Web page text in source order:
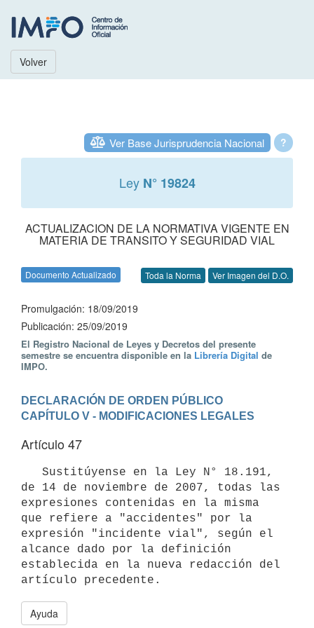
Volver
?
Ver Base Jurisprudencia Nacional
Ley N° 19824
ACTUALIZACION DE LA NORMATIVA VIGENTE EN
MATERIA DE TRANSITO Y SEGURIDAD VIAL
Documento Actualizado Toda la Norma Ver Imagen del D.O.
Promulgación: 18/09/2019
Publicación: 25/09/2019
El Registro Nacional de Leyes y Decretos del presente
semestre se encuentra disponible en la Librería Digital de
IMPO.
DECLARACIÓN DE ORDEN PÚBLICO
CAPÍTULO V - MODIFICACIONES LEGALES
Artículo 47
de 14 de noviembre de 2007, todas las
expresiones contenidas en la misma
que refiere a "accidentes" por la
expresión "incidente vial", según el
alcance dado por la definición
establecida en la nueva redacción del
Ayuda